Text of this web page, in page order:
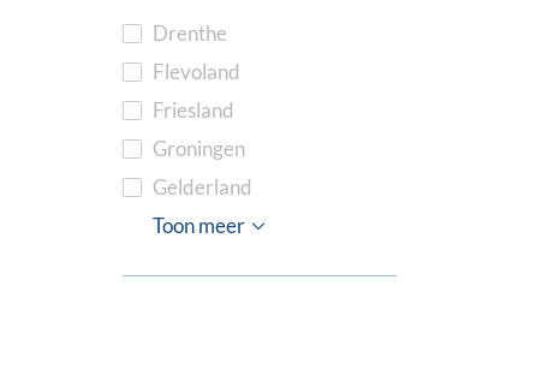
Drenthe
Flevoland
Friesland
Groningen
Gelderland
Limburg
Noord-Brabant
Noord-Holland
Overijssel
Utrecht
Zeeland
Zuid-Holland
Toon meer